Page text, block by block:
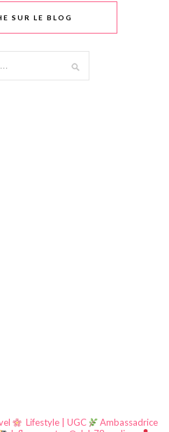
SUR LE BLOG
Lifestyle | UGC
Ambassadrice